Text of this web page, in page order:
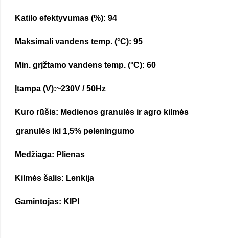
Katilo efektyvumas (%): 94
Maksimali vandens temp. (°C): 95
Min. grįžtamo vandens temp. (°C): 60
Įtampa (V):~230V / 50Hz
Kuro rūšis: Medienos granulės ir agro kilmės
granulės iki 1,5% peleningumo
Medžiaga: Plienas
Kilmės šalis: Lenkija
Gamintojas: KIPI